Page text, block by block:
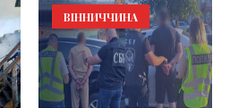
ВІННИЧЧИНА